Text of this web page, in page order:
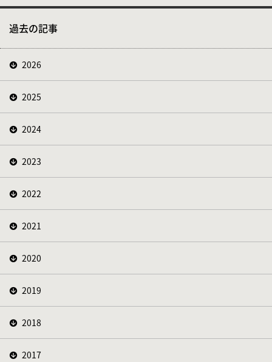
過去の記事
2026
2025
2024
2023
2022
2021
2020
2019
2018
2017